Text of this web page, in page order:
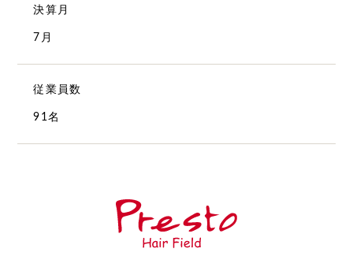
決算月
7月
従業員数
91名